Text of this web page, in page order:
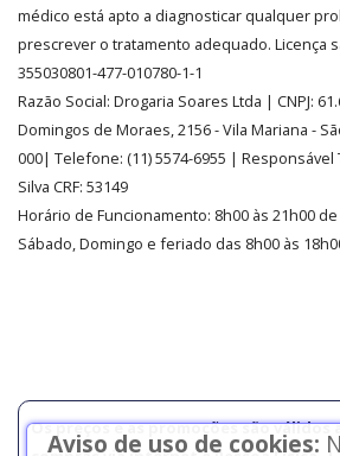
médico está apto a diagnosticar qualquer
prescrever o tratamento adequado. Licença
355030801-477-010780-1-1
Razão Social: Drogaria Soares Ltda | CNPJ:
Domingos de Moraes, 2156-Vila Mariana -
000| Telefone: (11)5574-6955 | Responsável
Silva CRF: 53149
Horário de Funcionamento: 8h00 às 21h00
Sábado, Domingo e feriado das 8h00 às
Os preços e as promoções são válidos
Aviso de uso de cookies: